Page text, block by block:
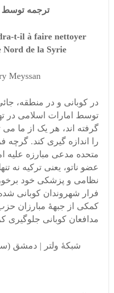
ترجمه
t-il à faire nettoyer
Nord de la Syrie
Meyssan
توسط امارات اسلامی در
گرفته اند، هر یک از ما می
را اندازه گیری کند. گرچه
متحده مدعی مبارزه علیه
عضو ناتو، یعنی ترکیه نه
نظامی و پزشکی خود
فرار شهروندان کوبانی
کمکی از جبهۀ مبارزان
مدافعان کوبانی جلوگیری
شبکۀ ولتر | دمشق (سوریه) | 13